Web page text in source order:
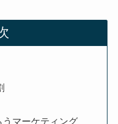
うマーケティング